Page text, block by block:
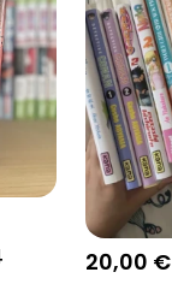
20,00 €